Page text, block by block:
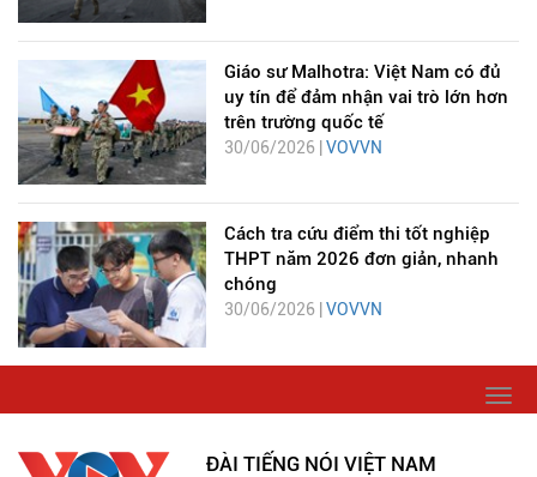
Giáo sư Malhotra: Việt Nam có đủ
uy tín để đảm nhận vai trò lớn hơn
trên trường quốc tế
30/06/2026 | VOVVN
Cách tra cứu điểm thi tốt nghiệp
THPT năm 2026 đơn giản, nhanh
chóng
30/06/2026 | VOVVN
ĐÀI TIẾNG NÓI VIỆT NAM